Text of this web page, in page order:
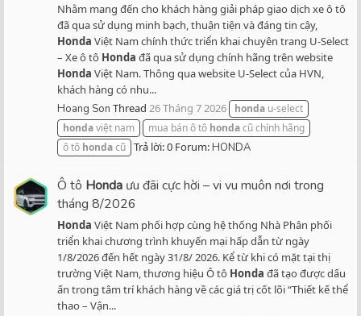
Nhằm mang đến cho khách hàng giải pháp giao dịch xe ô tô
đã qua sử dụng minh bạch, thuận tiện và đáng tin cậy,
Honda Việt Nam chính thức triển khai chuyên trang U-Select
– Xe ô tô Honda đã qua sử dụng chính hãng trên website
Honda Việt Nam. Thông qua website U-Select của HVN,
khách hàng có nhu...
Hoang Son Thread 26 Tháng 7 2026 honda u-select
hondaviệt nam mua bán ô tô hondacũ chính hãng
ô tô hondacũ Trả lời: 0 Forum:HONDA
Ô tô Honda ưu đãi cực hời – vi vu muôn nơi trong
tháng 8/2026
Honda Việt Nam phối hợp cùng hệ thống Nhà Phân phối
triển khai chương trình khuyến mại hấp dẫn từ ngày
1/8/2026 đến hết ngày 31/8/ 2026. Kể từ khi có mặt tại thị
trường Việt Nam, thương hiệu Ô tô Honda đã tạo được dấu
ấn trong tâm trí khách hàng về các giá trị cốt lõi “Thiết kế thể
thao – Vận...